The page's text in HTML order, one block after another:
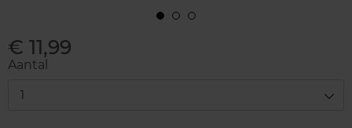
€ 11,99
Aantal
1